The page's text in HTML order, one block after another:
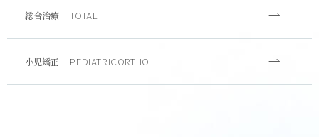
総合治療 TOTAL
小児矯正 PEDIATRICORTHO